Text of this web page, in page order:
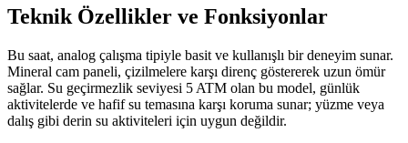
Teknik Özellikler ve Fonksiyonlar
Bu saat, analog çalışma tipiyle basit ve kullanışlı bir deneyim sunar.
Mineral cam paneli, çizilmelere karşı direnç göstererek uzun ömür
sağlar. Su geçirmezlik seviyesi 5 ATM olan bu model, günlük
aktivitelerde ve hafif su temasına karşı koruma sunar; yüzme veya
dalış gibi derin su aktiviteleri için uygun değildir.